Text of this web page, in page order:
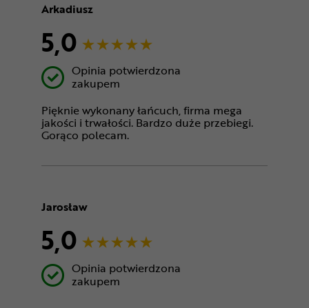
Arkadiusz
5,0
Opinia potwierdzona
zakupem
Pięknie wykonany łańcuch, firma mega
jakości i trwałości. Bardzo duże przebiegi.
Gorąco polecam.
Jarosław
5,0
Opinia potwierdzona
zakupem